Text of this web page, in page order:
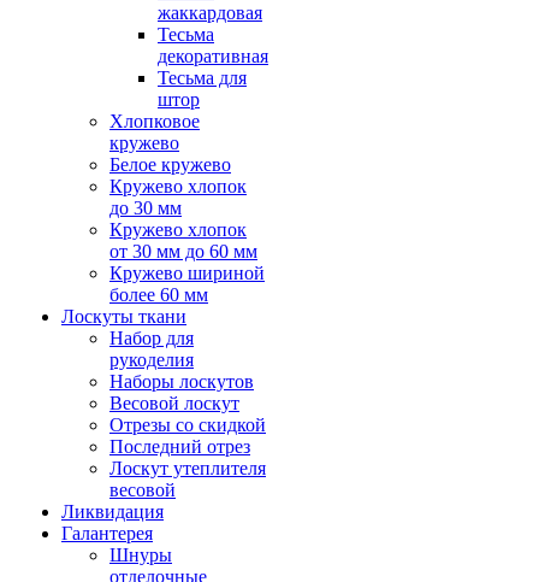
жаккардовая
Тесьма
декоративная
Тесьма для
штор
Хлопковое
кружево
Белое кружево
Кружево хлопок
до 30 мм
Кружево хлопок
от 30 мм до 60 мм
Кружево шириной
более 60 мм
Лоскуты ткани
Набор для
рукоделия
Наборы лоскутов
Весовой лоскут
Отрезы со скидкой
Последний отрез
Лоскут утеплителя
весовой
Ликвидация
Галантерея
Шнуры
отделочные